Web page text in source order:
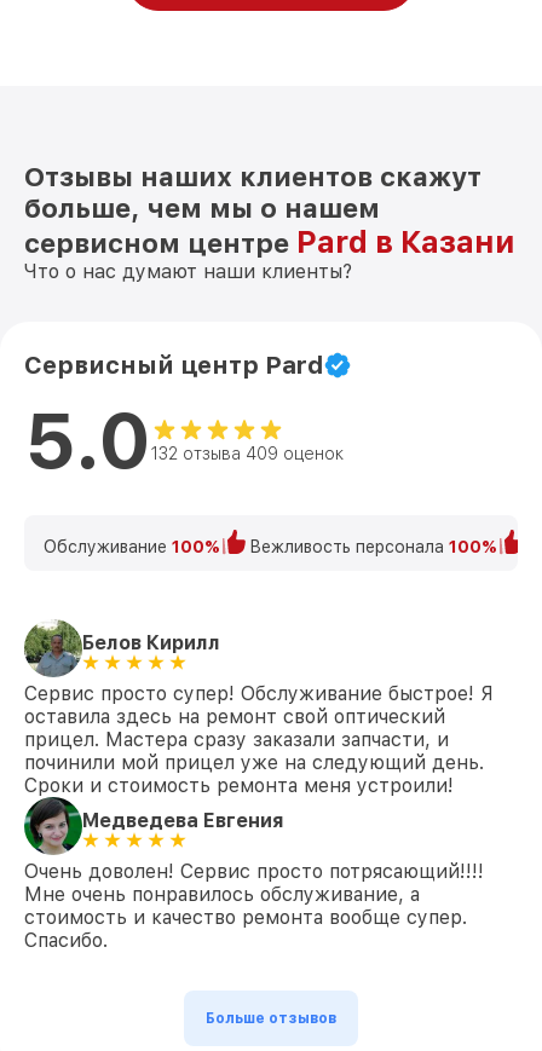
Отзывы наших клиентов скажут
больше, чем мы о нашем
сервисном центре Pard в Казани
Что о нас думают наши клиенты?
Сервисный центр Pard
5.0 132 отзыва 409 оценок
Обслуживание 100% Вежливость персонала 100%
Белов Кирилл
Сервис просто супер! Обслуживание быстрое! Я
оставила здесь на ремонт свой оптический
прицел. Мастера сразу заказали запчасти, и
починили мой прицел уже на следующий день.
Сроки и стоимость ремонта меня устроили!
Медведева Евгения
Очень доволен! Сервис просто потрясающий!!!!
Мне очень понравилось обслуживание, а
стоимость и качество ремонта вообще супер.
Спасибо.
Больше отзывов